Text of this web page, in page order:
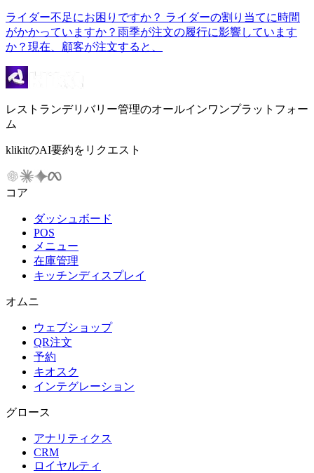
ライダー不足にお困りですか？ ライダーの割り当てに時間
がかかっていますか？雨季が注文の履行に影響しています
か？現在、顧客が注文すると、
レストランデリバリー管理のオールインワンプラットフォー
ム
klikitのAI要約をリクエスト
コア
ダッシュボード
POS
メニュー
在庫管理
キッチンディスプレイ
オムニ
ウェブショップ
QR注文
予約
キオスク
インテグレーション
グロース
アナリティクス
CRM
ロイヤルティ